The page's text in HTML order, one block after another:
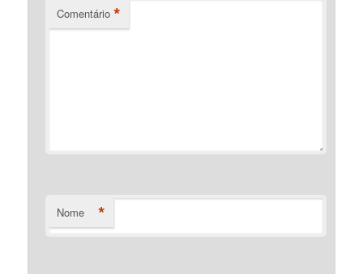
Comentário *
Nome *